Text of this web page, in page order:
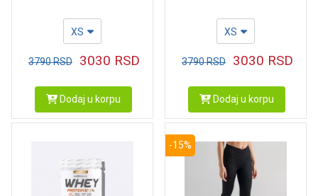
XS
3790RSD 3030 RSD
Dodaj u korpu
XS
3790RSD 3030 RSD
Dodaj u korpu
-15%